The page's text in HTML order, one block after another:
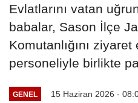
Evlatlarını vatan
babalar, Sason İlçe
Komutanlığını
personeliyle birlikte
GENEL 15 Haziran 2026 -